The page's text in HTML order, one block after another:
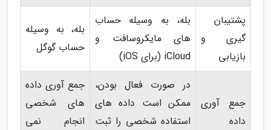
پشتیبان
گیری و
بازیابی
بله، به وسیله حساب
های مایکروسافت و
iCloud (برای iOS)
بله، به وسیله
حساب گوگل
جمع آوری
داده
در صورت فعال بودن،
ممکن است داده های
استفاده شخصی را ثبت
جمع آوری داده
های شخصی
انجام نمی